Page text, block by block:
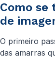
Como se
de
O primeiro
das amarras